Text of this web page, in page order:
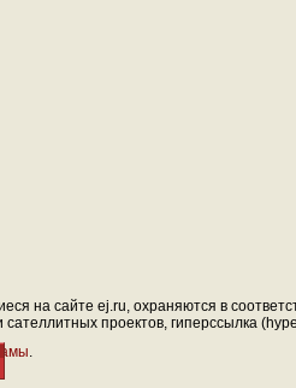
на сайте ej.ru, охраняются в
проектов, гиперссылка
.